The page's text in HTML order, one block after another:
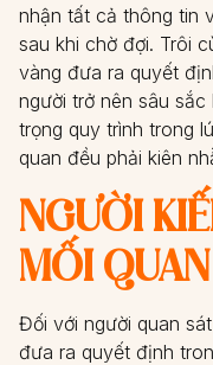
nhận tất cả thông tin
sau khi chờ đợi. Trôi
vàng đưa ra quyết
người trở nên sâu
trọng quy trình trong
quan đều phải kiên
NGƯỜI
MỐI
Đối với người quan
đưa ra quyết định